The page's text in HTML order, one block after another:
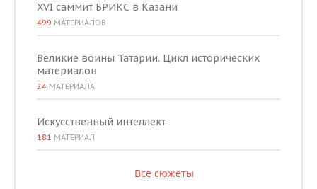
XVI саммит БРИКС в Казани
499 МАТЕРИАЛОВ
Великие воины Татарии. Цикл исторических
материалов
24 МАТЕРИАЛА
Искусственный интеллект
181 МАТЕРИАЛ
Все сюжеты